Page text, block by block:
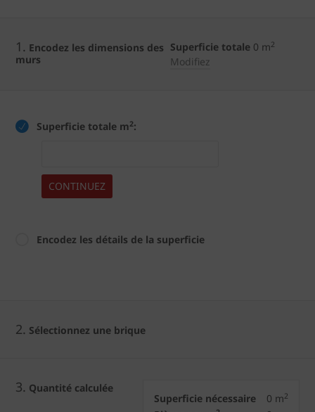
1. Encodez les dimensions des
murs
Superficie totale 0 m2
Modifiez
Superficie totale m2:
CONTINUEZ
Encodez les détails de la superficie
2. Sélectionnez une brique
3. Quantité calculée
Superficie nécessaire 0 m2